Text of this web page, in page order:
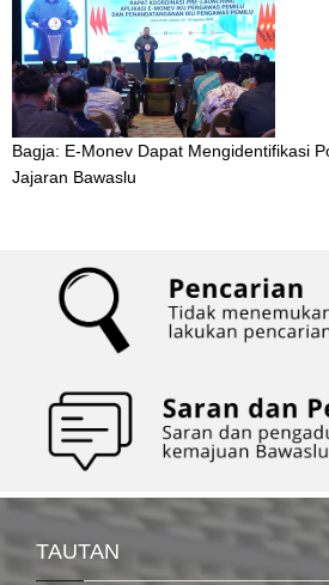
Bagja: E-Monev Dapat Mengidentifikasi
Jajaran Bawaslu
TAUTAN